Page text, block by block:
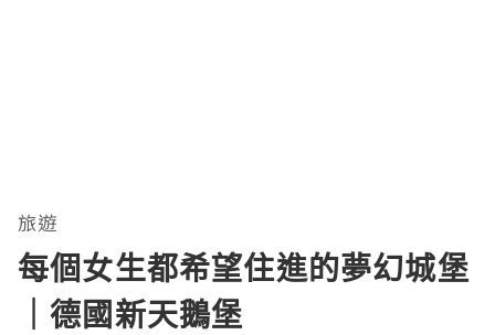
旅遊
每個女生都希望住進的夢幻城堡
｜德國新天鵝堡